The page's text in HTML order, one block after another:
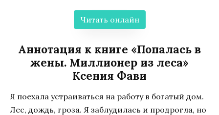
Читать онлайн
Аннотация к книге «Попалась в
жены. Миллионер из леса»
Ксения Фави
Я поехала устраиваться на работу в богатый дом.
Лес, дождь, гроза. Я заблудилась и продрогла, но